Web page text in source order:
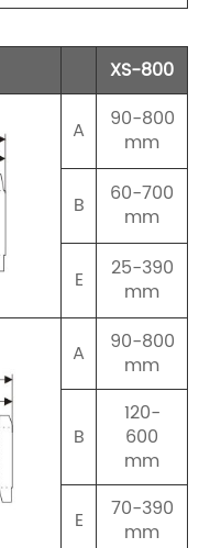
XS-800
A
90-800
mm
B
60-700
mm
E
25-390
mm
A
90-800
mm
B
120-
600
mm
E
70-390
mm